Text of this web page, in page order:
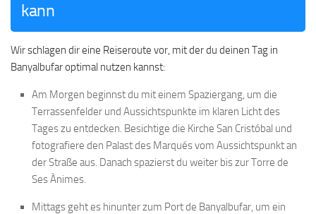
kann
Wir schlagen dir eine Reiseroute vor, mit der du deinen Tag in
Banyalbufar optimal nutzen kannst:
Am Morgen beginnst du mit einem Spaziergang, um die
Terrassenfelder und Aussichtspunkte im klaren Licht des
Tages zu entdecken. Besichtige die Kirche San Cristóbal und
fotografiere den Palast des Marqués vom Aussichtspunkt an
der Straße aus. Danach spazierst du weiter bis zur Torre de
Ses Ànimes.
Mittags geht es hinunter zum Port de Banyalbufar, um ein